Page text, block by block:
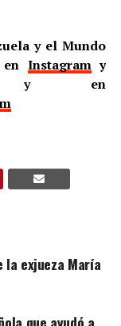
y el Mundo
Instagramy
en
exjueza María
que ayudó a